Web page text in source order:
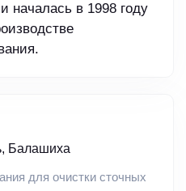
началась в 1998 году
Балашиха
для очистки сточных